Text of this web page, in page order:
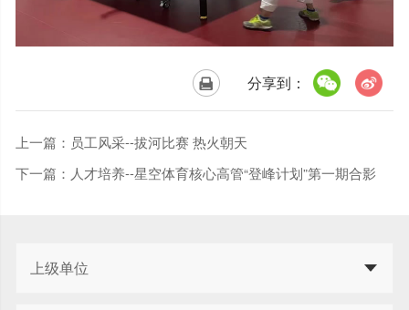
分享到：
上一篇： 员工风采--拔河比赛 热火朝天
下一篇： 人才培养--星空体育核心高管“登峰计划”第一期合影
上级单位